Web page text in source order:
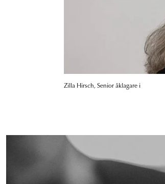
Zilla Hirsch, Senior åklagare i